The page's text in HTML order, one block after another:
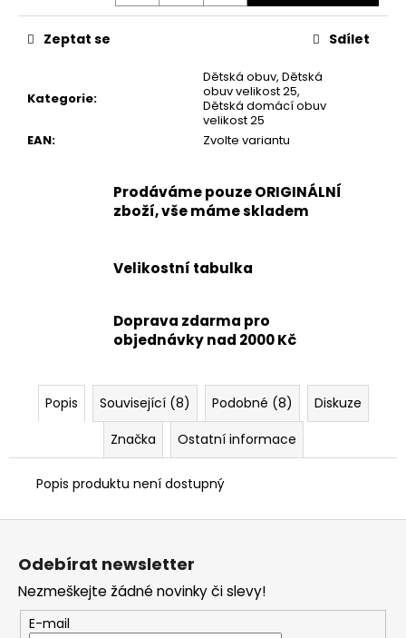
Kategorie:
Dětská obuv, Dětská
obuv velikost 25,
Dětská domácí obuv
velikost 25
EAN: Zvolte variantu
Zeptat se Sdílet
Prodáváme pouze ORIGINÁLNÍ
zboží, vše máme skladem
Velikostní tabulka
Doprava zdarma pro
objednávky nad 2000 Kč
Popis Související (8) Podobné (8)
Diskuze
Značka
Ostatní informace
Popis produktu není dostupný
Původně:
Kč
Z
Odebírat newsletter
Nezmeškejte žádné novinky či slevy!
E-mail